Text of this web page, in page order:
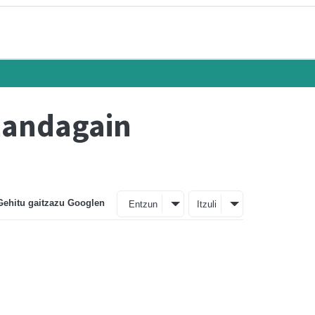
gaitzazu Googlen Entzun Itzuli